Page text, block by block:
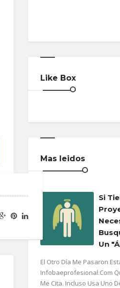
Like Box
Mas leidos
Si
Un
El Otro Día Me Pasaron
Infobaeprofesional.com
Me Cita. Incluso Usa Uno